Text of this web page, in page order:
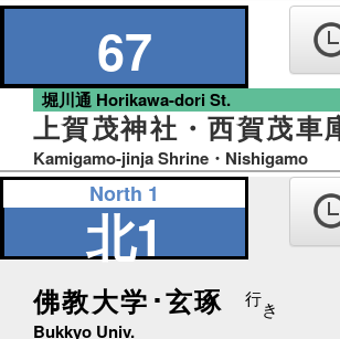
67
堀川通 Horikawa-dori St.
上賀茂神社・西賀茂車
Kamigamo-jinja Shrine・Nishigamo
North 1
北1
佛教大学･玄琢 行き
Bukkyo Univ.